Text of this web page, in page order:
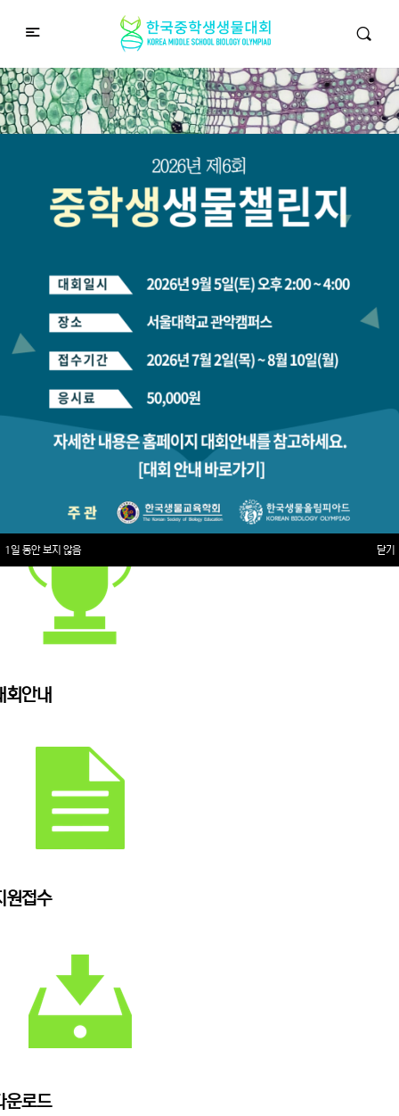
중학생생물챌린지
Middle School Korea Biology Olympiad
2026 대회 접수 안내
회안내
원접수
운로드
1일 동안 보지 않음 닫기